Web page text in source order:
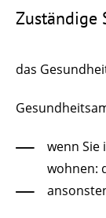
Zuständige
das
wenn
wohnen: